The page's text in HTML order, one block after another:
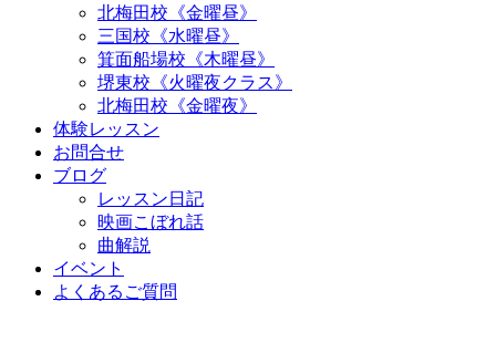
北梅田校《金曜昼》
三国校《水曜昼》
箕面船場校《木曜昼》
堺東校《火曜夜クラス》
北梅田校《金曜夜》
体験レッスン
お問合せ
ブログ
レッスン日記
映画こぼれ話
曲解説
イベント
よくあるご質問